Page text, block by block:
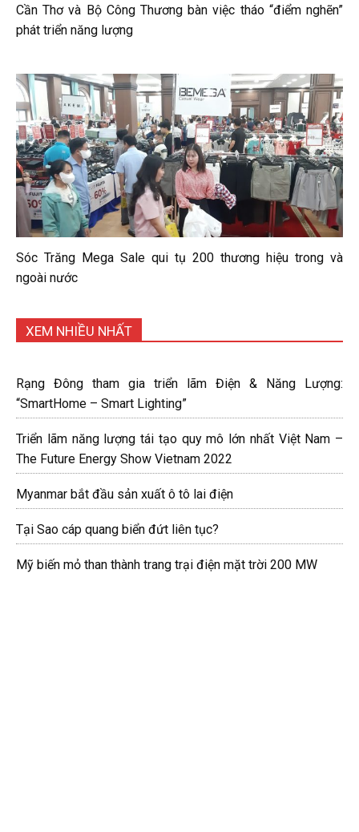
Cần Thơ và Bộ Công Thương bàn việc tháo “điểm nghẽn”
phát triển năng lượng
Sóc Trăng Mega Sale qui tụ 200 thương hiệu trong và
ngoài nước
XEM NHIỀU NHẤT
Rạng Đông tham gia triển lãm Điện & Năng Lượng:
“SmartHome – Smart Lighting”
Triển lãm năng lượng tái tạo quy mô lớn nhất Việt Nam –
The Future Energy Show Vietnam 2022
Myanmar bắt đầu sản xuất ô tô lai điện
Tại Sao cáp quang biển đứt liên tục?
Mỹ biến mỏ than thành trang trại điện mặt trời 200 MW